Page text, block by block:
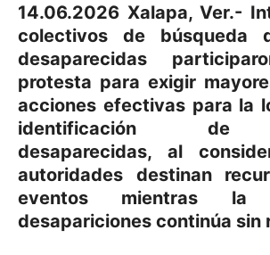
14.06.2026 Xalapa, Ver.-
colectivos de búsqueda
desaparecidas
protesta para exigir
acciones efectivas para la
identificación de
desaparecidas, al
autoridades destinan
eventos mientras
desapariciones continúa sin